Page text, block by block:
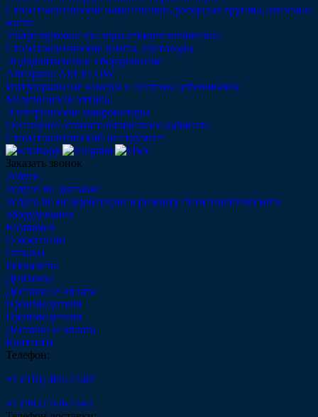
Стоматологические наконечники, роторные группы, запасные
части
Ультразвуковые скалеры стоматологические
Стоматологические лампы, световоды
Эндодонтическое оборудование
Аппараты AIR FLOW
Интраоральные камеры и системы отбеливания
Медицинская оптика
Электрические микромоторы
Оснащение стоматологического кабинета
Стоматологический инструмент
Заказать звонок
Услуги
Услуги по доставке
Услуга по модернизации и ремонту стоматологического
оборудования
Компания
О компании
Отзывы
Реквизиты
Дипломы
Доставка и оплата
Производители
Производители
Доставка и оплата
Контакты
Телефон:
+7 (910) 482-22-82
+7 (985) 764-74-61